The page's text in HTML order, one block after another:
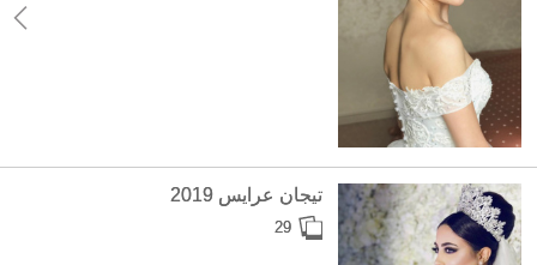
تيجان عرايس 2019
29